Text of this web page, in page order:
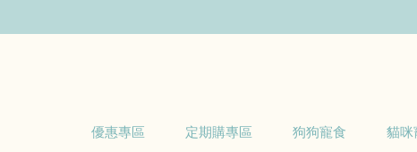
優惠專區 定期購專區 狗狗寵食 貓咪